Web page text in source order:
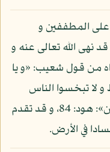
المطففين و
نهى الله تعالى عنه و
من قول شعيب: «و يا
و لا تبخسوا الناس
أشياءهم و لا تعثوا في الأرض مفسدين»: هود: 84، و قد تقدم
في الأرض.